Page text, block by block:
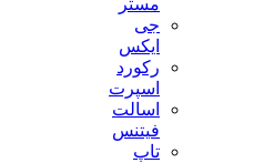
جی
رکورد
اسپرت
اسالت
فیتنس
تاپ